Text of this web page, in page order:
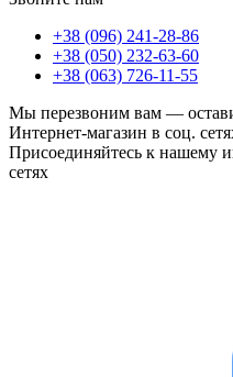
+38 (096) 241-28-86
+38 (050) 232-63-60
+38 (063) 726-11-55
Мы перезвоним вам —
Интернет-магазин в соц.
Присоединяйтесь к нашему
сетях